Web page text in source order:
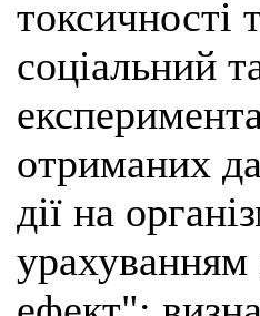
токсичності
соціальний
отриманих
дії на